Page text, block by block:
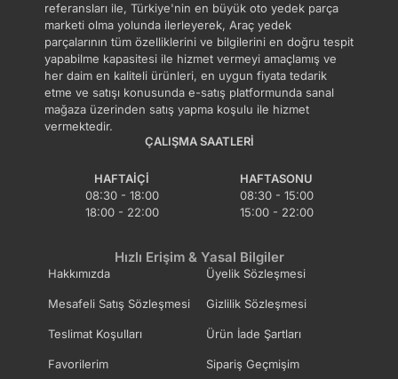
referansları ile, Türkiye'nin en büyük oto yedek parça
marketi olma yolunda ilerleyerek, Araç yedek
parçalarının tüm özelliklerini ve bilgilerini en doğru tespit
yapabilme kapasitesi ile hizmet vermeyi amaçlamış ve
her daim en kaliteli ürünleri, en uygun fiyata tedarik
etme ve satışı konusunda e-satış platformunda sanal
mağaza üzerinden satış yapma koşulu ile hizmet
vermektedir.
ÇALIŞMA SAATLERI
HAFTAIÇI
08:30 - 18:00
18:00 - 22:00
HAFTASONU
08:30 - 15:00
15:00 - 22:00
Hızlı Erişim & Yasal Bilgiler
Hakkımızda Üyelik Sözleşmesi
Mesafeli Satış Sözleşmesi Gizlilik Sözleşmesi
Teslimat Koşulları Ürün İade Şartları
Favorilerim Sipariş Geçmişim